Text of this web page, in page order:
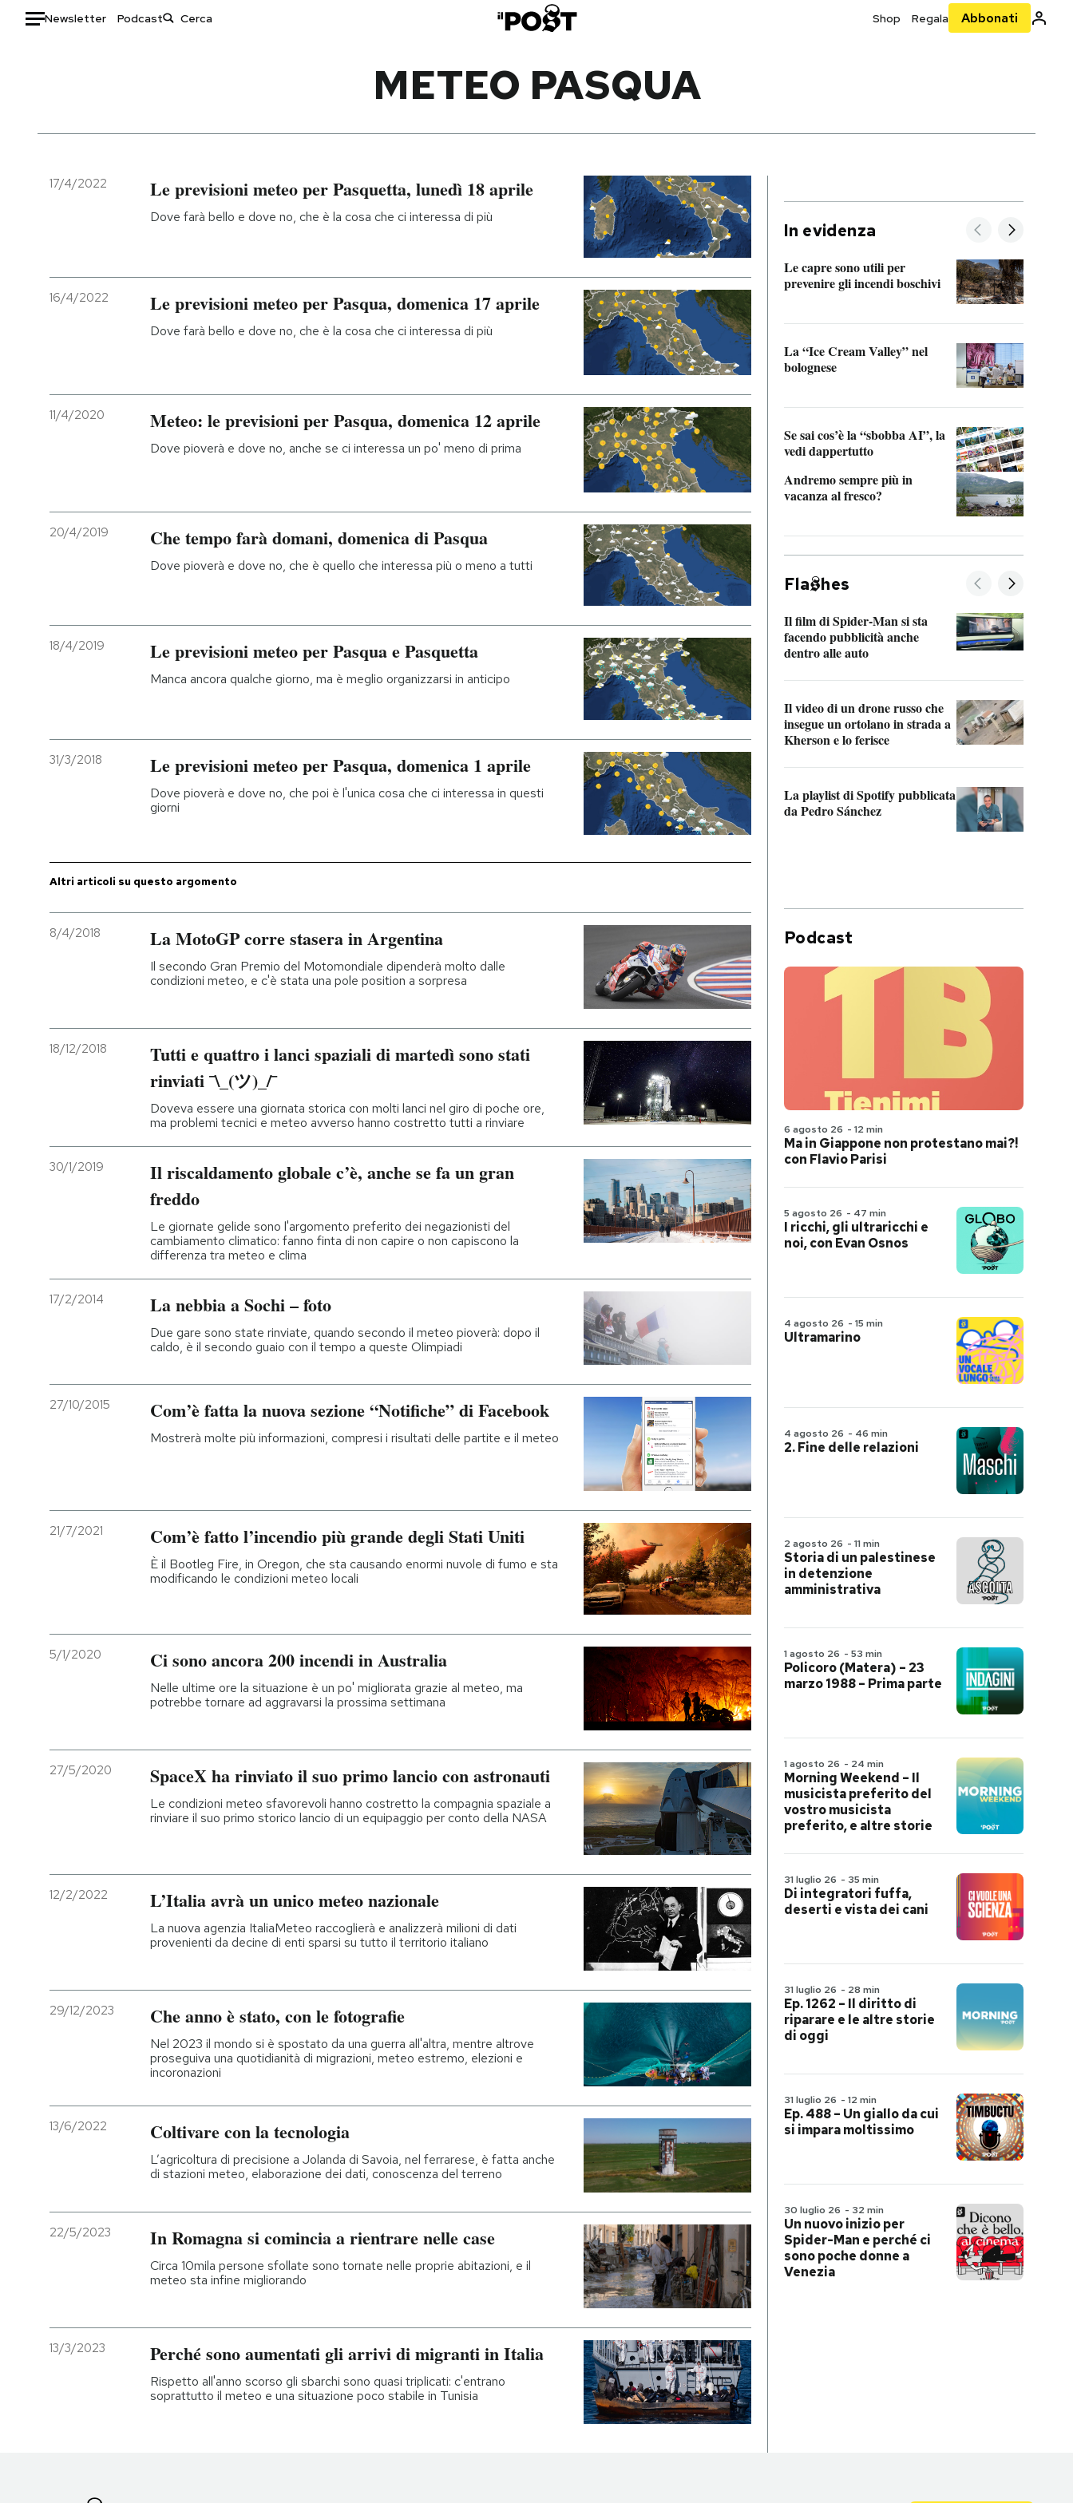
Newsletter Podcast Shop Regala Abbonati
Italia
Politica
Economia
Moda
Ok Boomer!
Altrecose
AREA PERSONALE
METEO PASQUA
17/4/2022 Le previsioni meteo per Pasquetta, lunedì 18 aprile
Dove farà bello e dove no, che è la cosa che ci interessa di più
16/4/2022 Le previsioni meteo per Pasqua, domenica 17 aprile
Dove farà bello e dove no, che è la cosa che ci interessa di più
11/4/2020 Meteo: le previsioni per Pasqua, domenica 12 aprile
Dove pioverà e dove no, anche se ci interessa un po' meno di prima
20/4/2019 Che tempo farà domani, domenica di Pasqua
Dove pioverà e dove no, che è quello che interessa più o meno a tutti
18/4/2019 Le previsioni meteo per Pasqua e Pasquetta
Manca ancora qualche giorno, ma è meglio organizzarsi in anticipo
31/3/2018 Le previsioni meteo per Pasqua, domenica 1 aprile
Dove pioverà e dove no, che poi è l'unica cosa che ci interessa in questi
giorni
Altri articoli su questo argomento
8/4/2018 La MotoGP corre stasera in Argentina
Il secondo Gran Premio del Motomondiale dipenderà molto dalle
condizioni meteo, e c'è stata una pole position a sorpresa
18/12/2018
Tutti e quattro i lanci spaziali di martedì sono stati
rinviati ¯\_(ツ)_/¯
Doveva essere una giornata storica con molti lanci nel giro di poche ore,
ma problemi tecnici e meteo avverso hanno costretto tutti a rinviare
30/1/2019
Il riscaldamento globale c’è, anche se fa un gran
freddo
Le giornate gelide sono l'argomento preferito dei negazionisti del
cambiamento climatico: fanno finta di non capire o non capiscono la
differenza tra meteo e clima
17/2/2014 La nebbia a Sochi – foto
Due gare sono state rinviate, quando secondo il meteo pioverà: dopo il
caldo, è il secondo guaio con il tempo a queste Olimpiadi
27/10/2015 Com’è fatta la nuova sezione “Notifiche” di Facebook
Mostrerà molte più informazioni, compresi i risultati delle partite e il meteo
21/7/2021 Com’è fatto l’incendio più grande degli Stati Uniti
È il Bootleg Fire, in Oregon, che sta causando enormi nuvole di fumo e sta
modificando le condizioni meteo locali
5/1/2020 Ci sono ancora 200 incendi in Australia
Nelle ultime ore la situazione è un po' migliorata grazie al meteo, ma
potrebbe tornare ad aggravarsi la prossima settimana
27/5/2020 SpaceX ha rinviato il suo primo lancio con astronauti
Le condizioni meteo sfavorevoli hanno costretto la compagnia spaziale a
rinviare il suo primo storico lancio di un equipaggio per conto della NASA
12/2/2022 L’Italia avrà un unico meteo nazionale
La nuova agenzia ItaliaMeteo raccoglierà e analizzerà milioni di dati
provenienti da decine di enti sparsi su tutto il territorio italiano
29/12/2023 Che anno è stato, con le fotografie
Nel 2023 il mondo si è spostato da una guerra all'altra, mentre altrove
proseguiva una quotidianità di migrazioni, meteo estremo, elezioni e
incoronazioni
13/6/2022 Coltivare con la tecnologia
L’agricoltura di precisione a Jolanda di Savoia, nel ferrarese, è fatta anche
di stazioni meteo, elaborazione dei dati, conoscenza del terreno
22/5/2023 In Romagna si comincia a rientrare nelle case
Circa 10mila persone sfollate sono tornate nelle proprie abitazioni, e il
meteo sta infine migliorando
13/3/2023 Perché sono aumentati gli arrivi di migranti in Italia
Rispetto all'anno scorso gli sbarchi sono quasi triplicati: c'entrano
soprattutto il meteo e una situazione poco stabile in Tunisia
In evidenza
Le capre sono utili per
prevenire gli incendi boschivi
La “Ice Cream Valley” nel
bolognese
Se sai cos’è la “sbobba AI”, la
vedi dappertutto
Andremo sempre più in
vacanza al fresco?
Fla hes
Il film di Spider-Man si sta
facendo pubblicità anche
dentro alle auto
Il video di un drone russo che
insegue un ortolano in strada a
Kherson e lo ferisce
La playlist di Spotify pubblicata
da Pedro Sánchez
Podcast
6 agosto 26 - 12 min
Ma in Giappone non protestano mai?!
con Flavio Parisi
5 agosto 26 - 47 min
I ricchi, gli ultraricchi e
noi, con Evan Osnos
4 agosto 26 - 15 min
Ultramarino
4 agosto 26 - 46 min
2. Fine delle relazioni
2 agosto 26 - 11 min
Storia di un palestinese
in detenzione
amministrativa
1 agosto 26 - 53 min
Policoro (Matera) – 23
marzo 1988 – Prima parte
1 agosto 26 - 24 min
Morning Weekend – Il
musicista preferito del
vostro musicista
preferito, e altre storie
31 luglio 26 - 35 min
Di integratori fuffa,
deserti e vista dei cani
31 luglio 26 - 28 min
Ep. 1262 – Il diritto di
riparare e le altre storie
di oggi
31 luglio 26 - 12 min
Ep. 488 – Un giallo da cui
si impara moltissimo
30 luglio 26 - 32 min
Un nuovo inizio per
Spider-Man e perché ci
sono poche donne a
Venezia